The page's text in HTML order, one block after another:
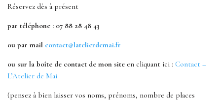
Réservez dès à présent
par téléphone : 07 88 28 48 43
ou par mail contact@latelierdemai.fr
ou sur la boîte de contact de mon site en cliquant ici : Contact –
L’Atelier de Mai
(pensez à bien laisser vos noms, prénoms, nombre de places